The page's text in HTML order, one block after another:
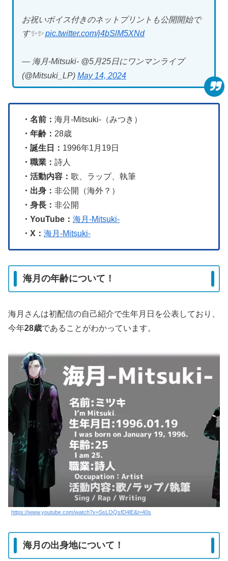
お祝いボイス付きのネットプリントも公開開始で
す✨✨pic.twitter.com/j4bSlM5XNd
— 海月-Mitsuki- @5月25日にワンマンライブ
(@Mitsuki_LP) May 14, 2024
・名前： 海月-Mitsuki-（みつき）
・年齢： 28歳
・誕生日： 1996年1月19日
・職業： 詩人
・活動内容： 歌、ラップ、執筆
・出身： 非公開（海外？）
・身長： 非公開
・YouTube： 海月-Mitsuki-
・X： 海月-Mitsuki-
海月の年齢について！
海月さんは初配信の自己紹介で生年月日を公表しており、
今年28歳であることがわかっています。
https://www.youtube.com/watch?v=SsLOQsfD4lE&t=40s
海月の出身地について！